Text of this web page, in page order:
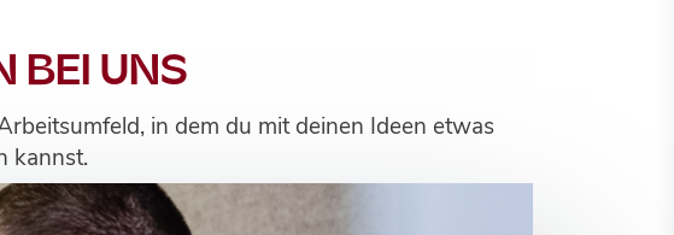
BEI UNS
in dem du mit deinen Ideen etwas
kannst.